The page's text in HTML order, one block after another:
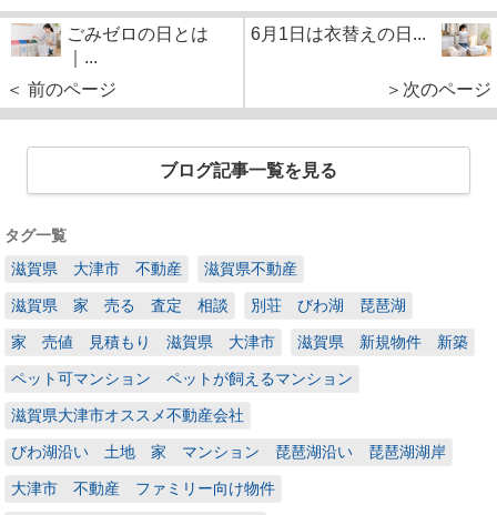
ごみゼロの日とは
｜...
＜ 前のページ
6月1日は衣替えの日...
＞次のページ
ブログ記事一覧を見る
タグ一覧
滋賀県 大津市 不動産
滋賀県不動産
滋賀県 家 売る 査定 相談 別荘 びわ湖 琵琶湖
家 売値 見積もり 滋賀県 大津市 滋賀県 新規物件 新築
ペット可マンション ペットが飼えるマンション
滋賀県大津市オススメ不動産会社
びわ湖沿い 土地 家 マンション 琵琶湖沿い 琵琶湖湖岸
大津市 不動産 ファミリー向け物件